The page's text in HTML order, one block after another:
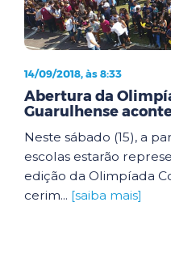
14/09/2018, às 8:33
Abertura da
Guarulhense
Neste sábado (15), a
escolas estarão
edição da Olimpíada
cerim... [saiba mais]